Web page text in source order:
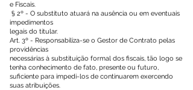
e Fiscais.
§ 2º - O substituto atuará na ausência ou em eventuais
impedimentos
legais do titular.
Art. 3º - Responsabiliza-se o Gestor de Contrato pelas
providências
necessárias à substituição formal dos fiscais, tão logo se
tenha conhecimento de fato, presente ou futuro,
suficiente para impedi-los de continuarem exercendo
suas atribuições.